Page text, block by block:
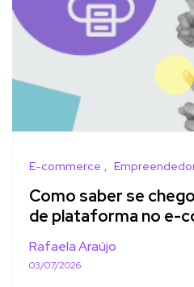
E-commerce
Como saber se
de plataforma no e-
Rafaela Araújo
03/07/2026